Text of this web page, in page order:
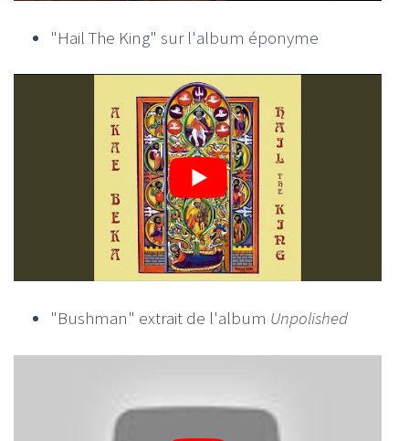
"Hail The King" sur l'album éponyme
"Bushman" extrait de l'album Unpolished